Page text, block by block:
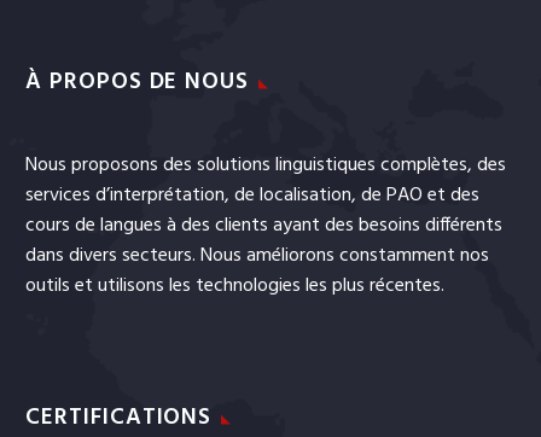
À PROPOS DE NOUS
Nous proposons des solutions linguistiques complètes, des
servicesd’interprétation, delocalisation, dePAOetdes
cours de languesà des clients ayant des besoins différents
dans divers secteurs. Nous améliorons constamment nos
outils et utilisons les technologies les plus récentes.
CERTIFICATIONS